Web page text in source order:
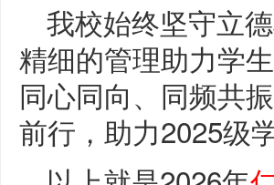
我校始终坚守立
精细的管理助力学
同心同向、同频共
前行，助力2025级